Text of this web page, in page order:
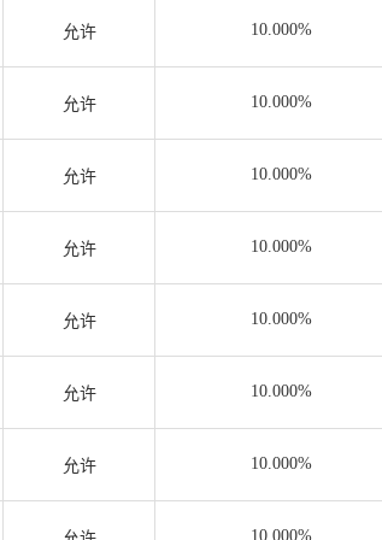
允许 10.000%
允许 10.000%
允许 10.000%
允许 10.000%
允许 10.000%
允许 10.000%
允许 10.000%
10.000%